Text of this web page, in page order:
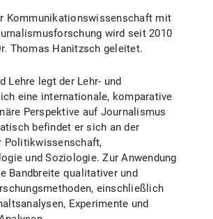
Kommunikationswissenschaft mit
wird seit 2010
Thomas Hanitzsch geleitet.
Lehre legt der Lehr- und
eine internationale, komparative
Perspektive auf Journalismus
befindet er sich an der
Politikwissenschaft,
und Soziologie. Zur Anwendung
Bandbreite qualitativer und
einschließlich
Experimente und